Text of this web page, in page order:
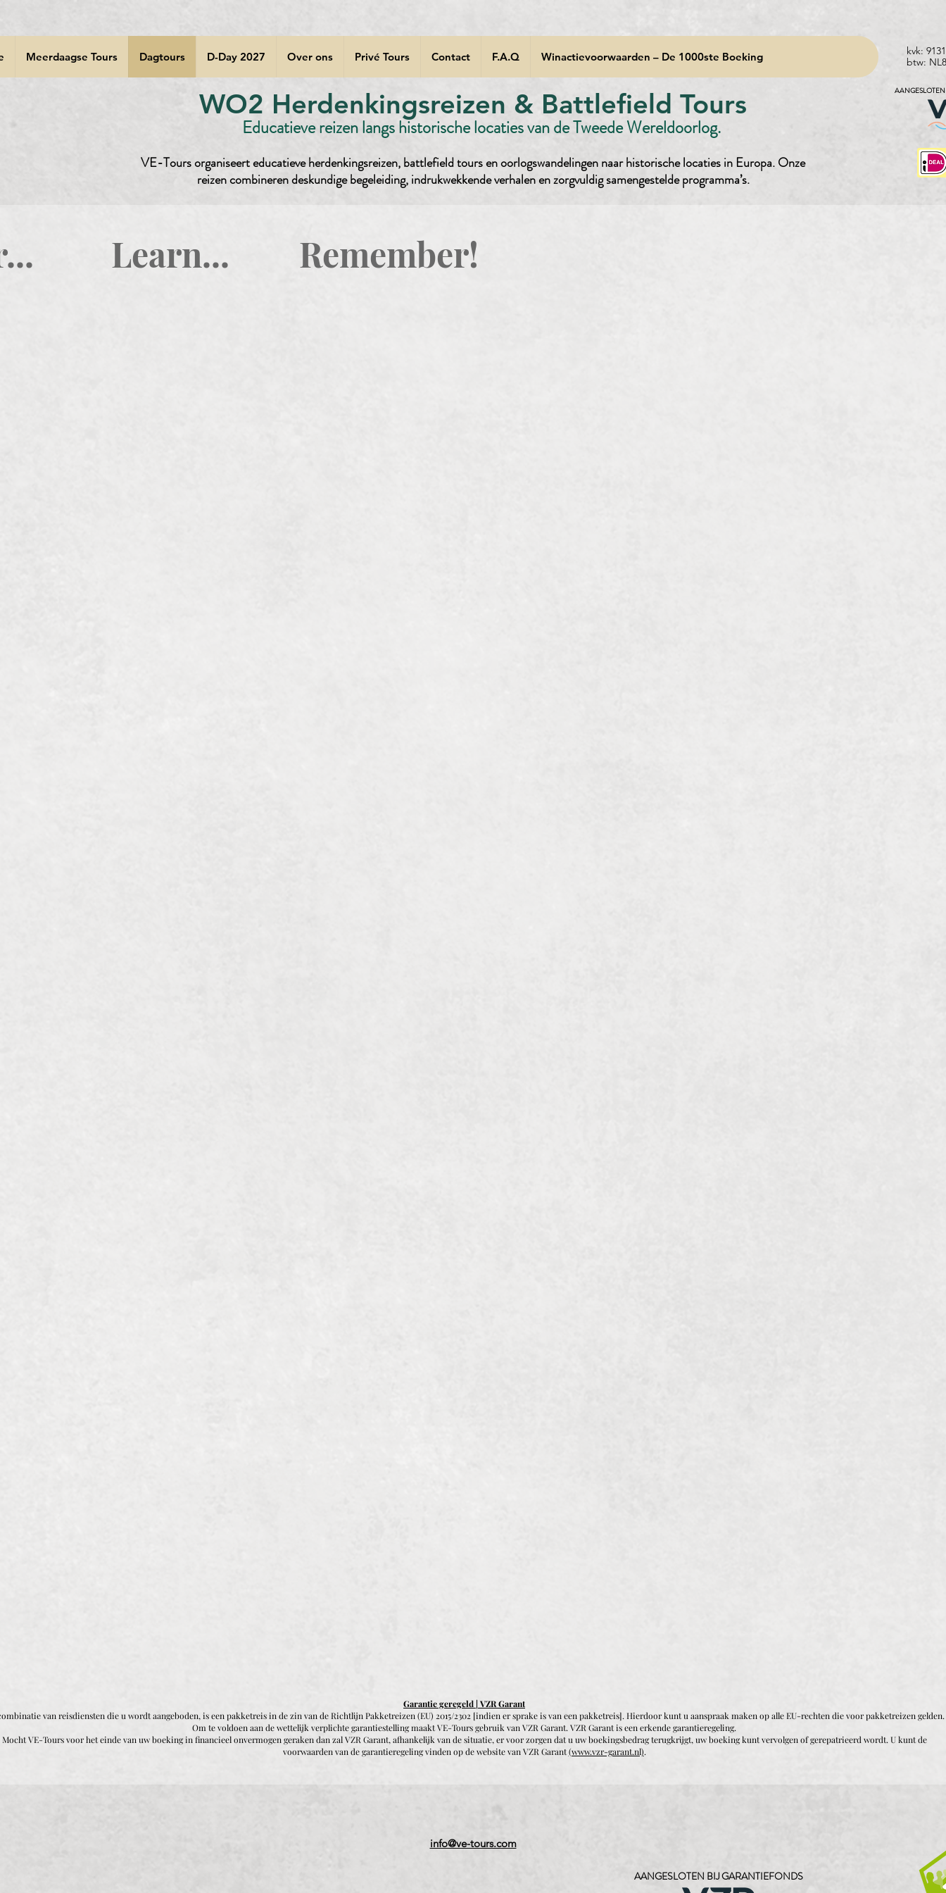
Meerdaagse Tours Dagtours D-Day 2027 Over ons Privé Tours Contact F.A.Q Winactievoorwaarden – De 1000ste Boeking
WO2 Herdenkingsreizen & Battlefield Tours
Educatieve reizen langs historische locaties van de Tweede Wereldoorlog.
VE-Tours organiseert educatieve herdenkingsreizen, battlefield tours en oorlogswandelingen naar historische locaties in Europa. Onze
reizen combineren deskundige begeleiding, indrukwekkende verhalen en zorgvuldig samengestelde programma’s.
kvk:
btw:
Learn... Remember!
Garantie geregeld | VZR Garant
van reisdiensten die u wordt aangeboden, is een pakketreis in de zin van de Richtlijn Pakketreizen (EU) 2015/2302 [indien er sprake is van een pakketreis]. Hierdoor kunt u aanspraak maken op alle EU-rechten die voor pakketreizen gelden.
Om te voldoen aan de wettelijk verplichte garantiestelling maakt VE-Tours gebruik van VZR Garant. VZR Garant is een erkende garantieregeling.
Mocht VE-Tours voor het einde van uw boeking in financieel onvermogen geraken dan zal VZR Garant, afhankelijk van de situatie, er voor zorgen dat u uw boekingsbedrag terugkrijgt, uw boeking kunt vervolgen of gerepatrieerd wordt. U kunt de
voorwaarden van de garantieregeling vinden op de website van VZR Garant(www.vzr-garant.nl).
info@ve-tours.com
AANGESLOTEN BIJ GARANTIEFONDS